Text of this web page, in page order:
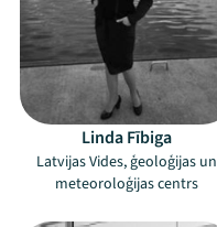
Linda Fībiga
Latvijas Vides, ģeoloģijas un
meteoroloģijas centrs